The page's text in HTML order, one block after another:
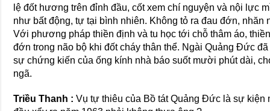
lệ đốt hương trên đỉnh đầu, cốt xem chí nguyện và nội lực
như bất động, tự tại bình nhiên. Không tỏ ra đau đớn,
Với phương pháp thiền định và tu học tới chỗ thâm áo,
đớn trong não bộ khi đốt cháy thân thể. Ngài Quảng Đức
sự chứng kiến của ống kính nhà báo suốt mười phút dài,
ngã.
Triều Thanh :Vụ tự thiêu của Bồ tát Quảng Đức là sự kiện